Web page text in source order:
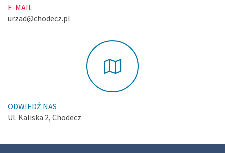
E-MAIL
urzad@chodecz.pl
ODWIEDŹ NAS
Ul. Kaliska 2, Chodecz